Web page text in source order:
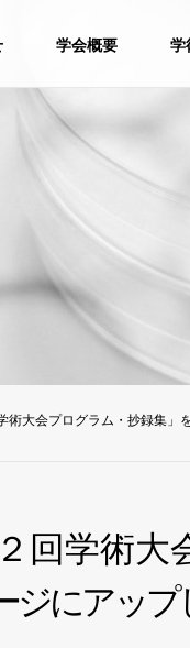
学会概要 学
術大会プログラム・抄録集」
回学術大
ジにアップ